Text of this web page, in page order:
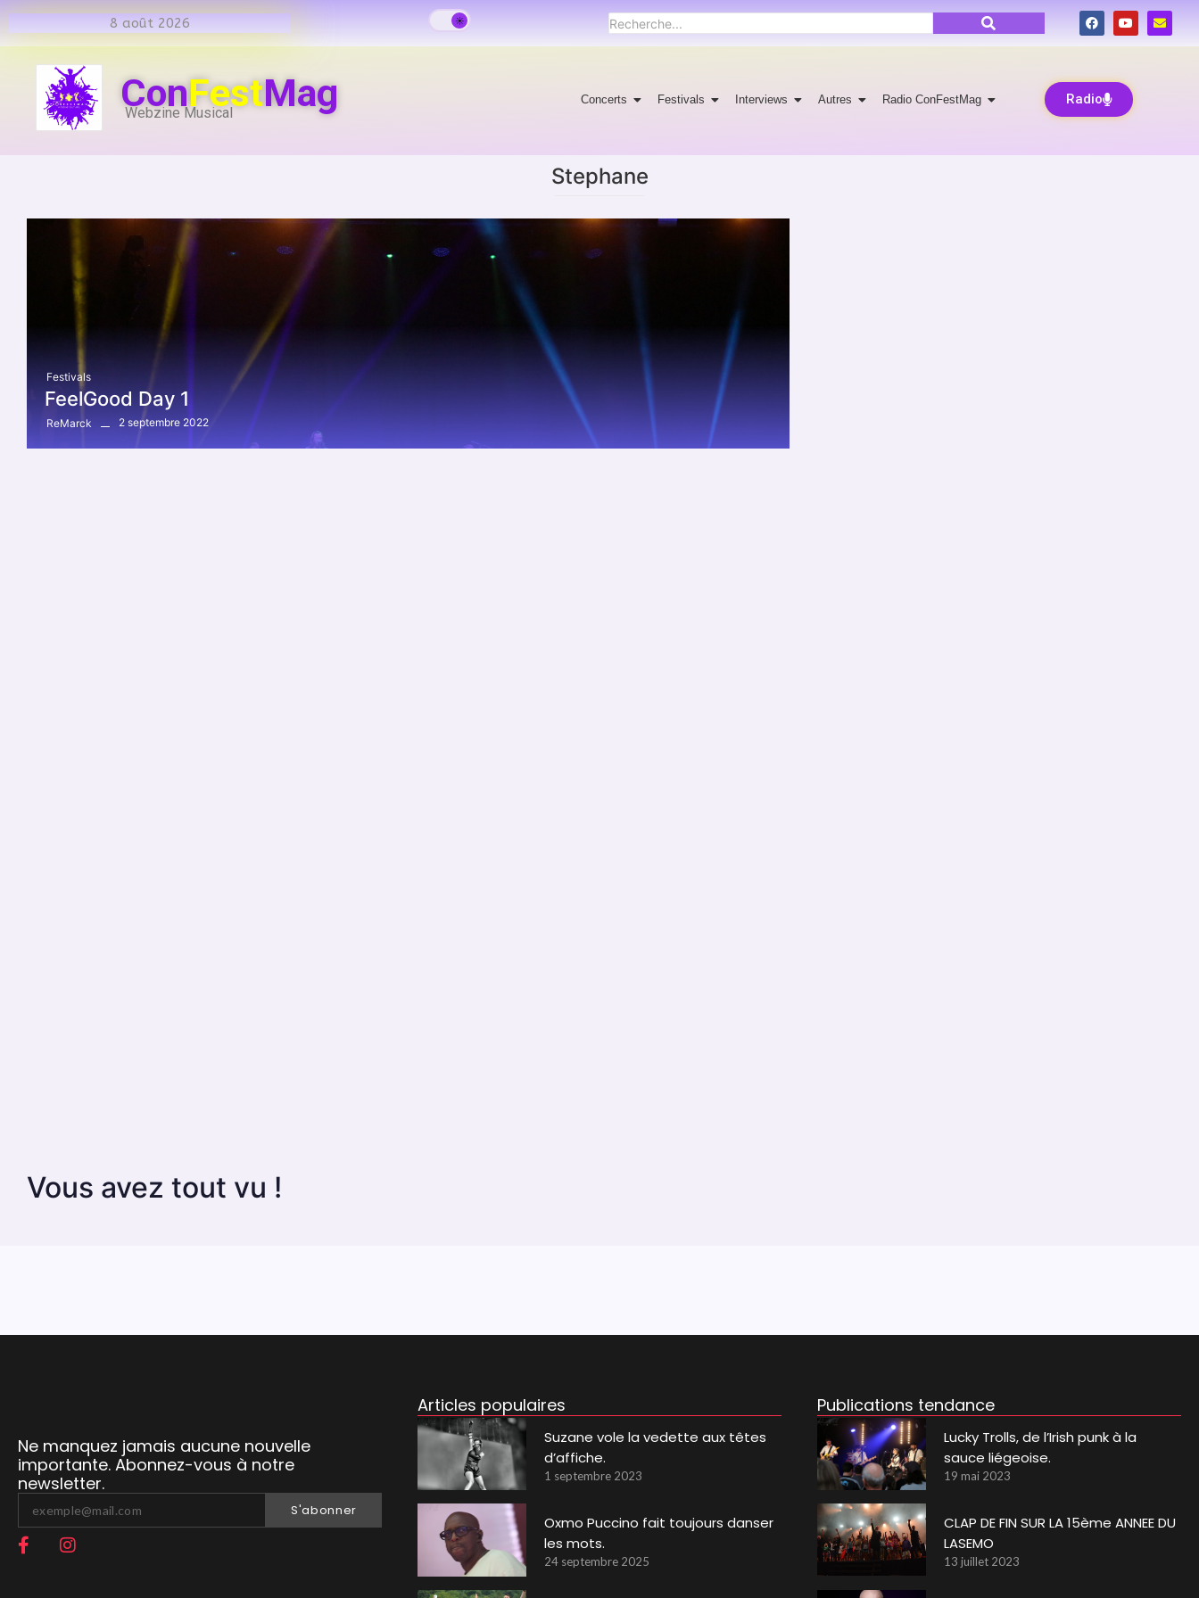
8 août 2026
ConFestMag
Webzine Musical
Concerts Festivals Interviews Autres Radio ConFestMag Radio
Stephane
Festivals
FeelGood Day 1
ReMarck 2 septembre 2022
Vous avez tout vu !
Ne manquez jamais aucune nouvelle
importante. Abonnez-vous à notre
newsletter.
S'abonner
Articles populaires
Suzane vole la vedette aux têtes
d’affiche.
1 septembre 2023
Oxmo Puccino fait toujours danser
les mots.
24 septembre 2025
Publications tendance
Lucky Trolls, de l’Irish punk à la
sauce liégeoise.
19 mai 2023
CLAP DE FIN SUR LA 15ème ANNEE DU
LASEMO
13 juillet 2023